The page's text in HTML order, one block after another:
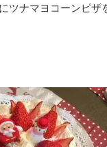
ツナマヨコーンピザ